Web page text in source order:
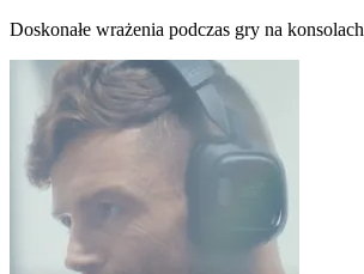
Doskonałe wrażenia podczas gry na konsolach